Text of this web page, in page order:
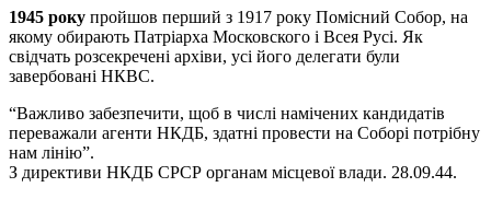
1945 року пройшов перший з 1917 року Помісний Собор, на
якому обирають Патріарха Московского і Всея Русі. Як
свідчать розсекречені архіви, усі його делегати були
завербовані НКВС.
“Важливо забезпечити, щоб в числі намічених кандидатів
переважали агенти НКДБ, здатні провести на Соборі потрібну
нам лінію”.
З директиви НКДБ СРСР органам місцевої влади. 28.09.44.